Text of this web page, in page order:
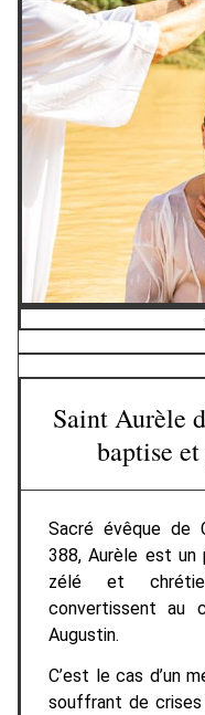
Saint Aurèle
baptise
Sacré évêque de
388, Aurèle est un
zélé et
convertissent au
Augustin.
C’est le cas d’un
souffrant de